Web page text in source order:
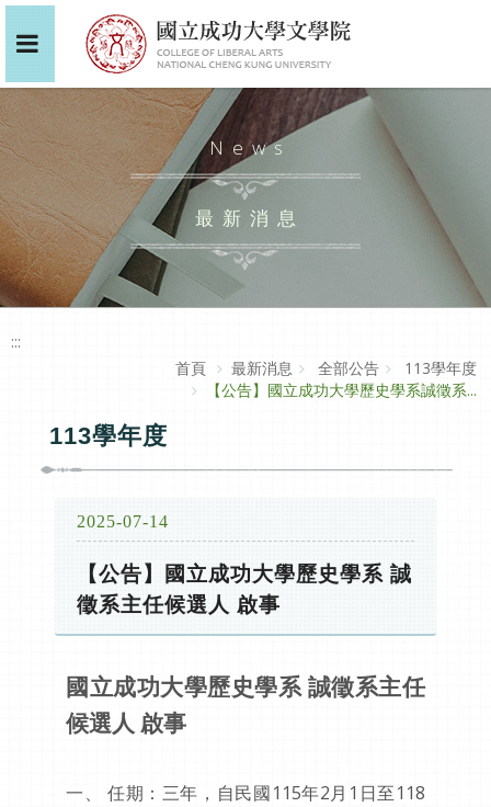
News
最新消息
:::
首頁
最新消息 全部公告
113學年度
【公告】國立成功大學歷史學系誠徵系...
113學年度
2025-07-14
【公告】國立成功大學歷史學系 誠
徵系主任候選人 啟事
國立成功大學歷史學系 誠徵系主任
候選人 啟事
一、 任期：三年，自民國115年2月1日至118